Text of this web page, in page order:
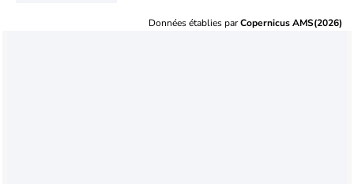
Données établies parCopernicus AMS(2026)